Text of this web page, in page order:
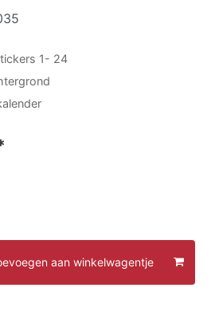
1- 24
aan winkelwagentje